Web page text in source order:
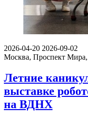
2026-04-20 2026-09-02
Москва, Проспект Мира,
Летние
выставке
на ВДНХ